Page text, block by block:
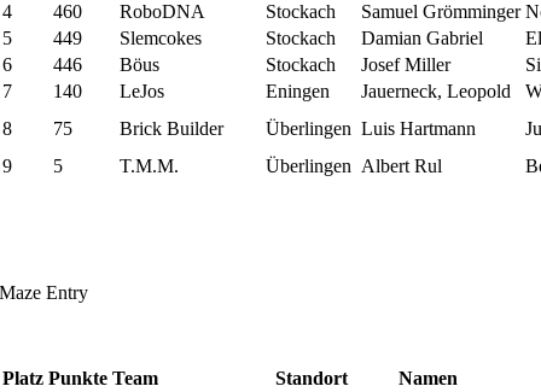
4
460 RoboDNA Stockach Samuel Grömminger
5
449 Slemcokes Stockach Damian Gabriel
6
446 Böus Stockach Josef Miller
7
140 LeJos Eningen Jauerneck, Leopold
8
75 Brick Builder Überlingen Luis Hartmann
9
5 T.M.M. Überlingen Albert Rul
Maze Entry
Platz Punkte Team Standort
Namen